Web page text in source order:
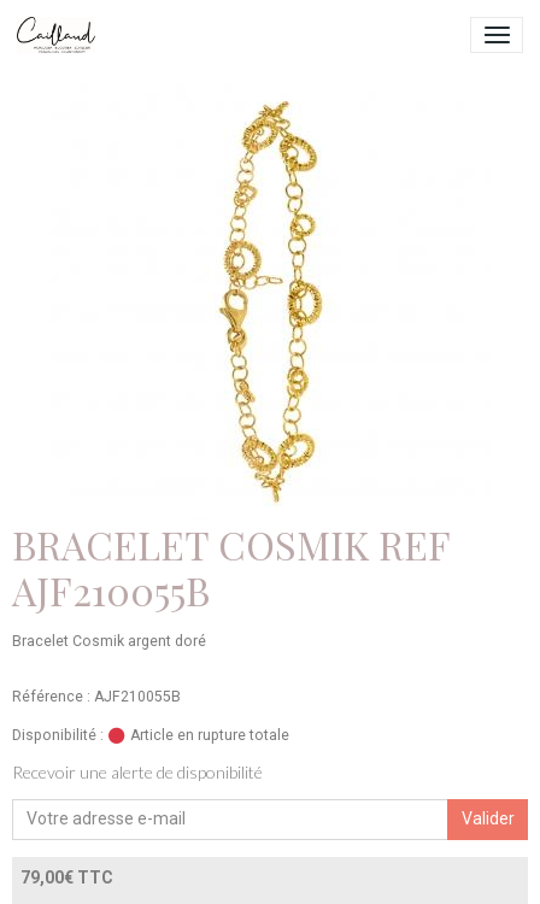
BRACELET COSMIK REF
AJF210055B
Bracelet Cosmik argent doré
Référence : AJF210055B
Disponibilité : Article en rupture totale
Recevoir une alerte de disponibilité
Valider
79,00€ TTC